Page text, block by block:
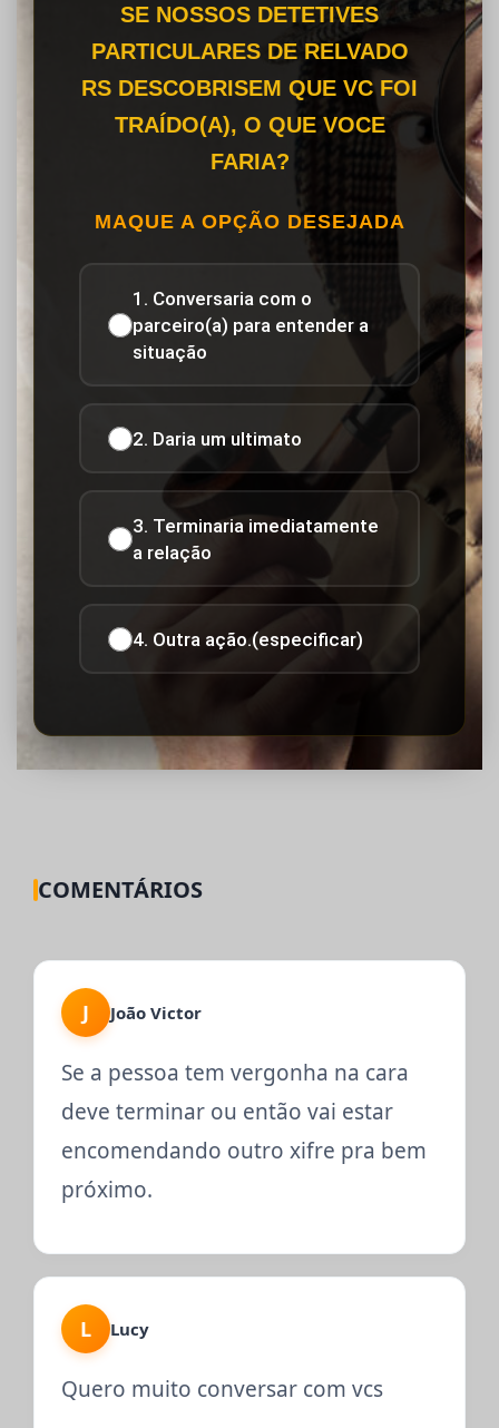
SE NOSSOS DETETIVES
PARTICULARES DE RELVADO
RS DESCOBRISEM QUE VC FOI
TRAÍDO(A), O QUE VOCE
FARIA?
MAQUE A OPÇÃO DESEJADA
1. Conversaria com o
parceiro(a) para entender a
situação
2. Daria um ultimato
3. Terminaria imediatamente
a relação
4. Outra ação.(especificar)
COMENTÁRIOS
J João Victor
Se a pessoa tem vergonha na cara
deve terminar ou então vai estar
encomendando outro xifre pra bem
próximo.
L Lucy
Quero muito conversar com vcs